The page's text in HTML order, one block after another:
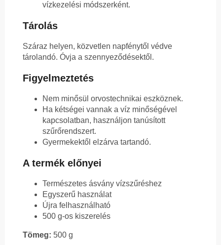
vízkezelési módszerként.
Tárolás
Száraz helyen, közvetlen napfénytől védve
tárolandó. Óvja a szennyeződésektől.
Figyelmeztetés
Nem minősül orvostechnikai eszköznek.
Ha kétségei vannak a víz minőségével
kapcsolatban, használjon tanúsított
szűrőrendszert.
Gyermekektől elzárva tartandó.
A termék előnyei
Természetes ásvány vízszűréshez
Egyszerű használat
Újra felhasználható
500 g-os kiszerelés
Tömeg: 500 g